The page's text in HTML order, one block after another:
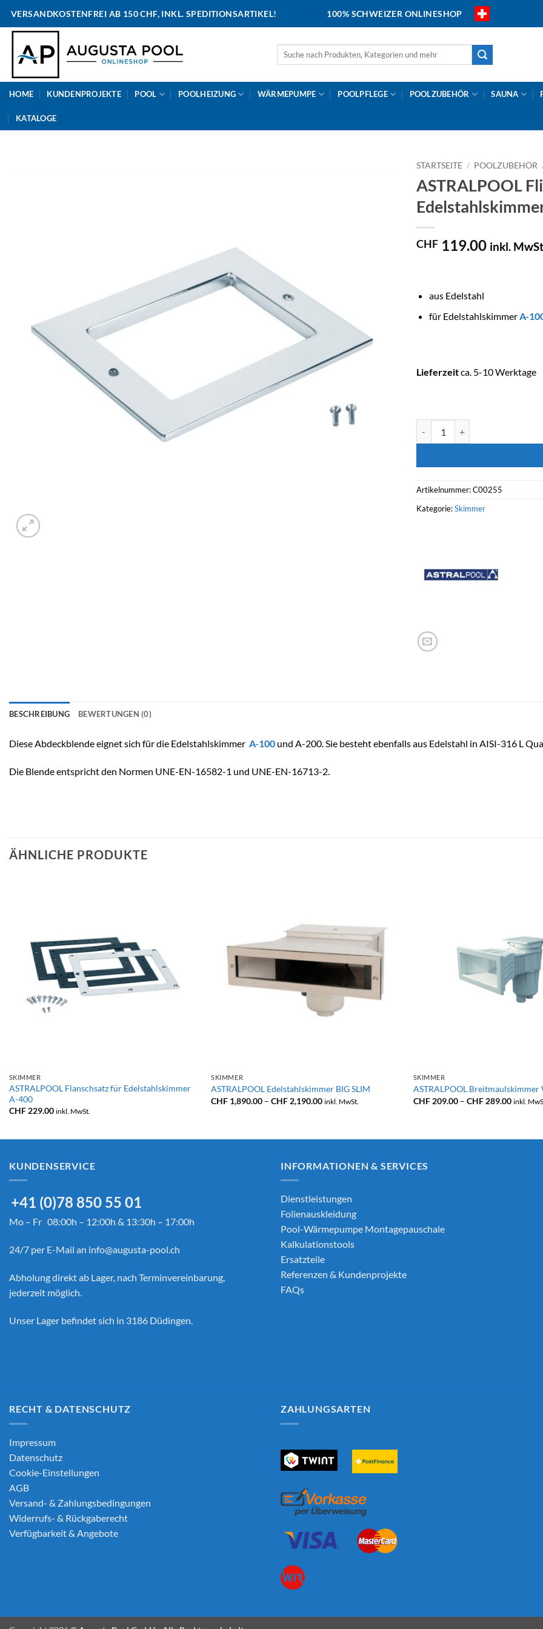
VERSANDKOSTENFREI AB 150 CHF, INKL. SPEDITIONSARTIKEL! 100% SCHWEIZER ONLINESHOP
Suche
HOME KUNDENPROJEKTE POOL POOLHEIZUNG WÄRMEPUMPE POOLPFLEGE POOLZUBEHÖR SAUNA
KATALOGE
STARTSEITE / POOLZUBEHÖR
ASTRALPOOL
CHF 119.00 inkl.
aus Edelstahl
für EdelstahlskimmerA-
Lieferzeitca. 5-10 Werktage
Artikelnummer:C00255
Kategorie:Skimmer
BESCHREIBUNG BEWERTUNGEN (0)
Diese Abdeckblende eignet sich für die Edelstahlskimmer A-100 und A-200. Sie besteht ebenfalls aus Edelstahl in AISI-316 L
Die Blende entspricht den Normen UNE-EN-16582-1 und UNE-EN-16713-2.
ÄHNLICHE PRODUKTE
SKIMMER
ASTRALPOOL Flanschsatz für Edelstahlskimmer
A-400
CHF229.00 inkl. MwSt.
SKIMMER
ASTRALPOOL Edelstahlskimmer BIG SLIM
CHF 1,890.00 –CHF 2,190.00Preisspanne:
inkl. MwSt.
SKIMMER
ASTRALPOOL Breitmaulskimmer
CHF209.00 – CHF289.00 inkl.
KUNDENSERVICE
+41 (0)78 850 55 01
Mo – Fr 08:00h – 12:00h & 13:30h – 17:00h
24/7 per E-Mail an info@augusta-pool.ch
Abholung direkt ab Lager, nach Terminvereinbarung,
jederzeit möglich.
Unser Lager befindet sich in 3186 Düdingen.
INFORMATIONEN & SERVICES
Dienstleistungen
Folienauskleidung
Pool-Wärmepumpe Montagepauschale
Kalkulationstools
Ersatzteile
Referenzen & Kundenprojekte
FAQs
RECHT & DATENSCHUTZ
Impressum
Datenschutz
Cookie-Einstellungen
AGB
Versand- & Zahlungsbedingungen
Widerrufs- & Rückgaberecht
Verfügbarkeit & Angebote
ZAHLUNGSARTEN